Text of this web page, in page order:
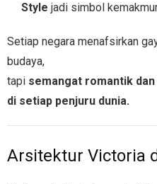
Style jadi simbol
Setiap negara menafsirkan
budaya,
tapi semangat romantik
di setiap penjuru dunia.
Arsitektur Victoria